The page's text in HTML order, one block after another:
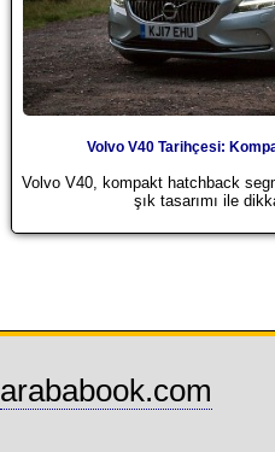
Volvo V40 Tarihçesi:
Volvo V40, kompakt hatchback
şık tasarımı ile
arababook.com